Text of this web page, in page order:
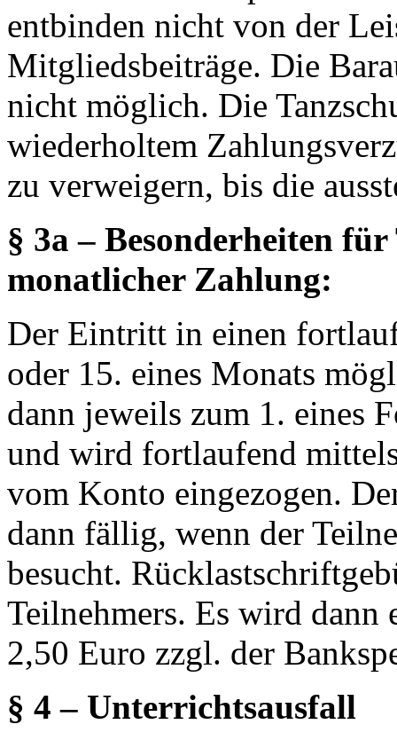
entbinden nicht von der
Mitgliedsbeiträge. Die
nicht möglich. Die
wiederholtem
zu verweigern, bis die
§ 3a – Besonderheiten
monatlicher Zahlung:
Der Eintritt in einen
oder 15. eines Monats
dann jeweils zum 1. eines
und wird fortlaufend
vom Konto eingezogen.
dann fällig, wenn der
besucht.
Teilnehmers. Es wird dann
2,50 Euro zzgl. der
§ 4 – Unterrichtsausfall